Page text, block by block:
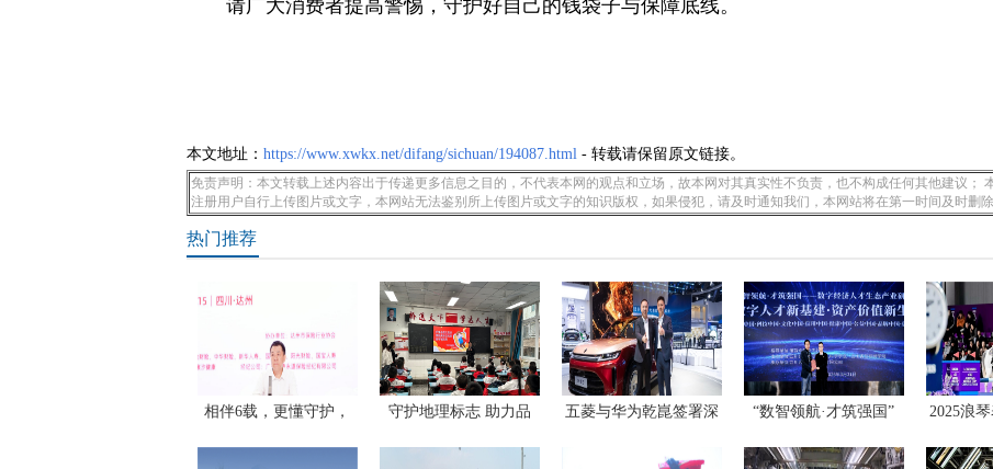
请广大消费者提高警惕，守护好自己的钱袋子与保障底线。
本文地址： https://www.xwkx.net/difang/sichuan/194087.html- 转载请保留原文链接。
免责声明：本文转载上述内容出于传递更多信息之目的，不代表本网的观点和立场，故本网对其真实性不负责，也不构成任何其他建议；
注册用户自行上传图片或文字，本网站无法鉴别所上传图片或文字的知识版权，如果侵犯，请及时通知我们，本网站将在第一时间及时删除
热门推荐
相伴6载，更懂守护，
守护地理标志 助力品
五菱与华为乾崑签署深
“数智领航·才筑强国”
2025浪